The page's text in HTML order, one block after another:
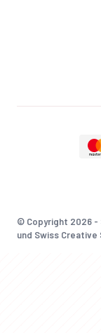
© Copyright 2026 -
und Swiss Creative